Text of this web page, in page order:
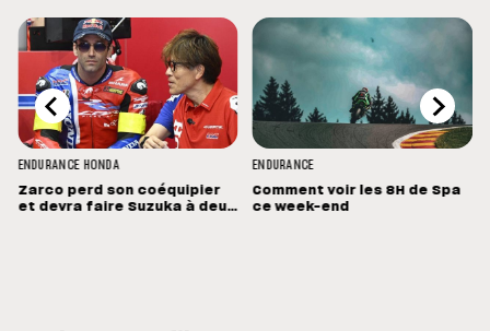
ENDURANCE HONDA
Zarco perd son coéquipier
et devra faire Suzuka à deux
ENDURANCE
Comment voir les 8H de Spa
ce week-end